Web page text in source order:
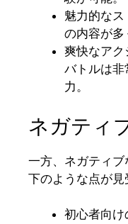
魅力的な
の内容が多
爽快なアク
バトルは
力。
ネガティ
一方、ネガティ
下のような点が見
初心者向け